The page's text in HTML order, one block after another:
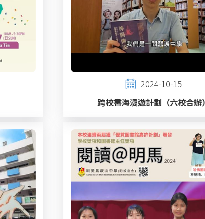
2024-10-15
跨校書海漫遊計劃（六校合辦）